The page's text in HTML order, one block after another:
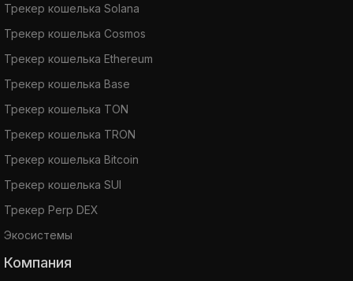
Трекер кошелька Solana
Трекер кошелька Cosmos
Трекер кошелька Ethereum
Трекер кошелька Base
Трекер кошелька TON
Трекер кошелька TRON
Трекер кошелька Bitcoin
Трекер кошелька SUI
Трекер Perp DEX
Экосистемы
Компания